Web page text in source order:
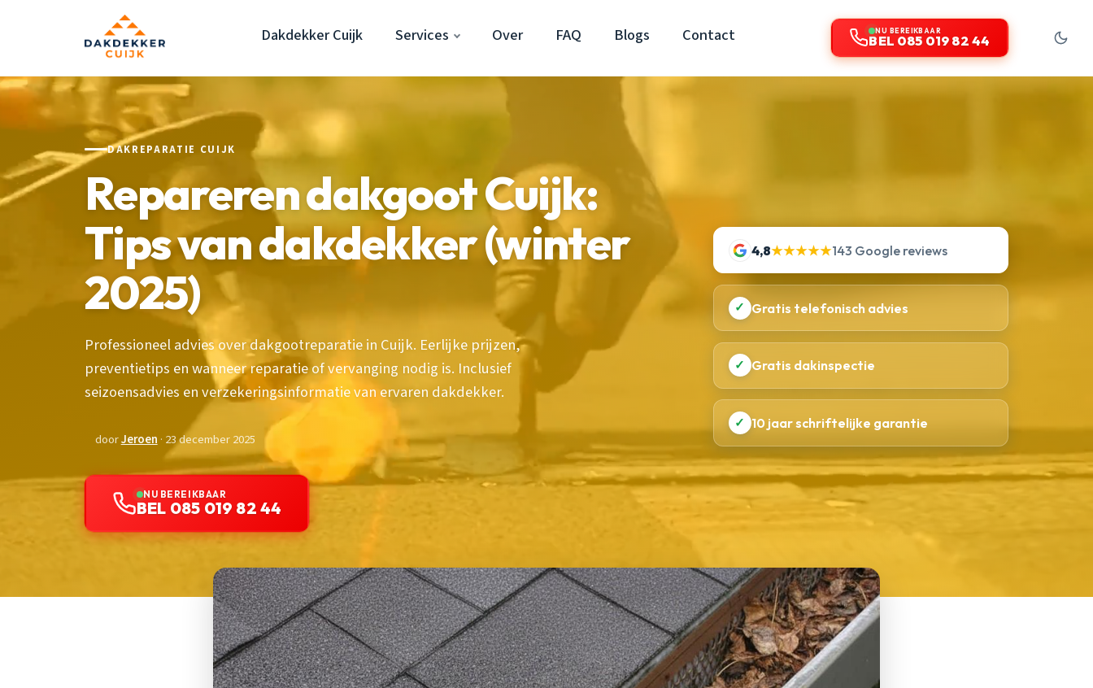
Dakdekker Cuijk Services Over FAQ Blogs Contact NU BEREIKBAAR
BEL 085 019 82 44
DAKREPARATIE CUIJK
Repareren dakgoot Cuijk:
Tips van dakdekker (winter
2025)
Professioneel advies over dakgootreparatie in Cuijk. Eerlijke prijzen,
preventietips en wanneer reparatie of vervanging nodig is. Inclusief
seizoensadvies en verzekeringsinformatie van ervaren dakdekker.
doorJeroen · 23 december 2025
NU BEREIKBAAR
BEL 085 019 82 44
4,8★★★★★143 Google reviews
✓ Gratis telefonisch advies
✓ Gratis dakinspectie
✓ 10 jaar schriftelijke garantie